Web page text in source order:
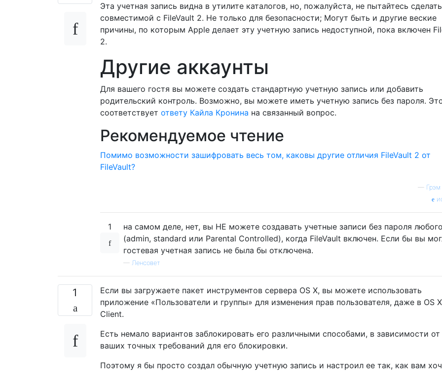
Эта учетная запись видна в утилите каталогов, но, пожалуйста, не пытайтесь
совместимой с FileVault 2. Не только для безопасности; Могут быть и другие веские
причины, по которым Apple делает эту учетную запись недоступной, пока включен
2.
Другие аккаунты
Для вашего гостя вы можете создать стандартную учетную запись или добавить
родительский контроль. Возможно, вы можете иметь учетную запись без пароля.
соответствует ответу Кайла Кронина на связанный вопрос.
Рекомендуемое чтение
Помимо возможности зашифровать весь том, каковы другие отличия FileVault 2 от
FileVault?
—
1
на самом деле, нет, вы НЕ можете создавать учетные записи без пароля
(admin, standard или Parental Controlled), когда FileVault включен. Если бы вы
гостевая учетная запись не была бы отключена.
— Ленсовет
1
Если вы загружаете пакет инструментов сервера OS X, вы можете использовать
приложение «Пользователи и группы» для изменения прав пользователя, даже в OS X
Client.
Есть немало вариантов заблокировать его различными способами, в зависимости от
ваших точных требований для его блокировки.
Поэтому я бы просто создал обычную учетную запись и настроил ее так, как вам